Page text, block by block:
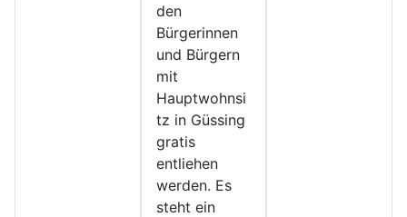
den
Bürgerinnen
und Bürgern
mit
Hauptwohnsi
tz in Güssing
gratis
entliehen
werden. Es
steht ein